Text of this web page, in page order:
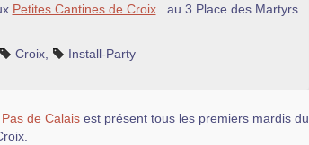
Petites Cantines de Croix. au 3 Place des Martyrs
Croix, Install-Party
de Calais est présent tous les premiers mardis du